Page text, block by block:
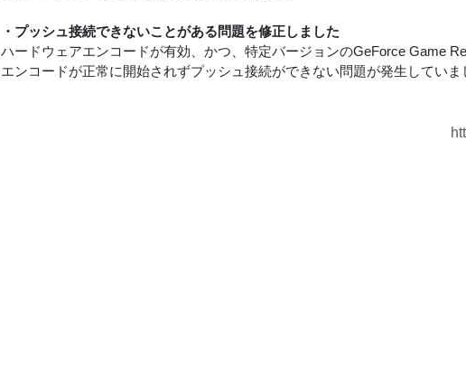
・プッシュ接続できないことがある問題を修正しました
ハードウェアエンコードが有効、かつ、特定バージョンのGeForce Game
エンコードが正常に開始されずプッシュ接続ができない問題が発生してい